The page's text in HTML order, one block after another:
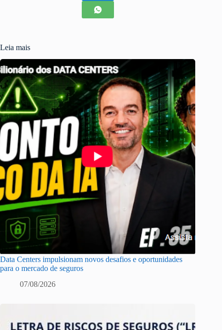
Leia mais
Data Centers impulsionam novos desafios e oportunidades
para o mercado de seguros
07/08/2026